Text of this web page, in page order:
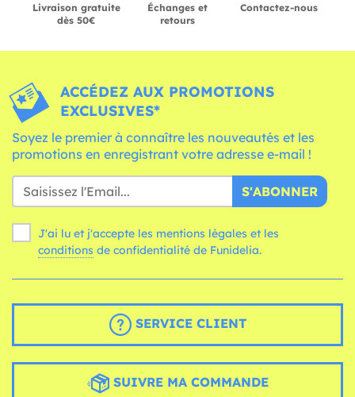
Livraison gratuite
dès 50€
Échanges et
retours
Contactez-nous
ACCÉDEZ AUX PROMOTIONS
EXCLUSIVES*
Soyez le premier à connaître les nouveautés et les
promotions en enregistrant votre adresse e-mail !
S'ABONNER
J'ai lu et j'accepte les mentions légales et les
conditions de confidentialité de Funidelia.
SERVICE CLIENT
SUIVRE MA COMMANDE